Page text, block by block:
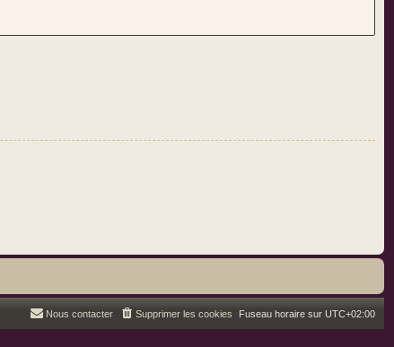
Fuseau horaire sur UTC+02:00
Supprimer les cookies
Nous contacter